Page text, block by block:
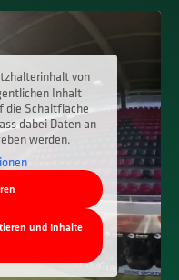
von
Inhalt
die Schaltfläche
dabei Daten an
werden.
und Inhalte